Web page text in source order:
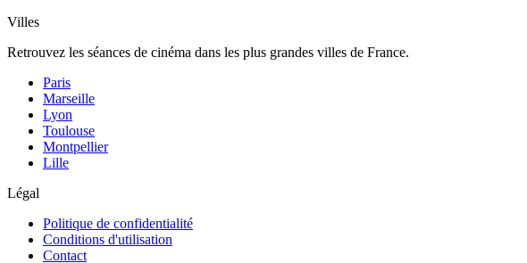
Villes
Retrouvez les séances de cinéma dans les plus grandes villes de France.
Paris
Marseille
Lyon
Toulouse
Montpellier
Lille
Légal
Politique de confidentialité
Conditions d'utilisation
Contact